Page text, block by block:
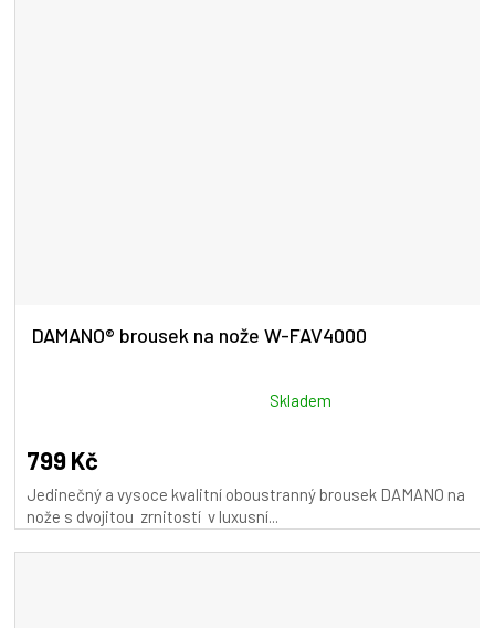
DAMANO® brousek na nože W-FAV4000
produktu
je
5,0
z
Skladem
799 Kč
Jedinečný a vysoce kvalitní oboustranný brousek DAMANO na
nože s dvojitou zrnitostí v luxusní...